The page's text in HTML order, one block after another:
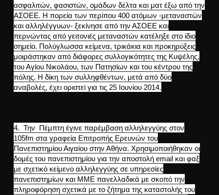
ασφαλιτών, φασιστών, ομάδων δέλτα και ματ έξω από την
ΑΣΟΕΕ. Η πορεία των περίπου 400 ατόμων -μεταναστών
και αλληλέγγυων- ξεκίνησε από την ΑΣΟΕΕ και
περνώντας από γειτονιές μεταναστών κατέληξε στο ίδιο
σημείο. Πολύγλωσσα κείμενα, τρικάκια και προκηρύξεις
μοιράστηκαν από διάφορες συλλογικότητες της Κυψέλης,
του Αγίου Νικολάου, των Πατησίων και του κέντρου της
πόλης. Η δίκη των συλληφθέντων, μετά από δύο
αναβολές, έχει οριστεί για τις 25 Ιουνίου 2014.
4. Την Πέμπτη έγινε παρέμβαση αλληλεγγύης στον
105fm στα γραφεία Επιτροπής Ερευνών του
Πανεπιστημίου Αιγαίου στην Αθήνα. Χρησιμοποιήθηκαν οι
δομές του πανεπιστημίου για την αποστολή email και φαξ
με σχετικό κείμενο αλληλεγγύης σε υπηρεσίες
πανεπιστημίων και ΜΜΕ πανελλαδικά με σκοπό την
πληροφόρηση σχετικά με το ζήτημα της καταστολής του